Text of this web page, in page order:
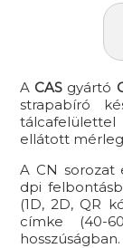
A CAS gyártó
strapabíró
ellátott
A CN sorozat
dpi
(1D, 2D, QR
címke (40-
hosszúságban.